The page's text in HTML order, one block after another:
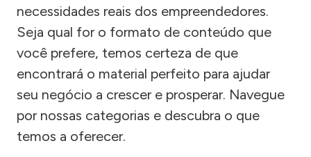
necessidades reais dos empreendedores.
Seja qual for o formato de conteúdo que
você prefere, temos certeza de que
encontrará o material perfeito para ajudar
seu negócio a crescer e prosperar. Navegue
por nossas categorias e descubra o que
temos a oferecer.